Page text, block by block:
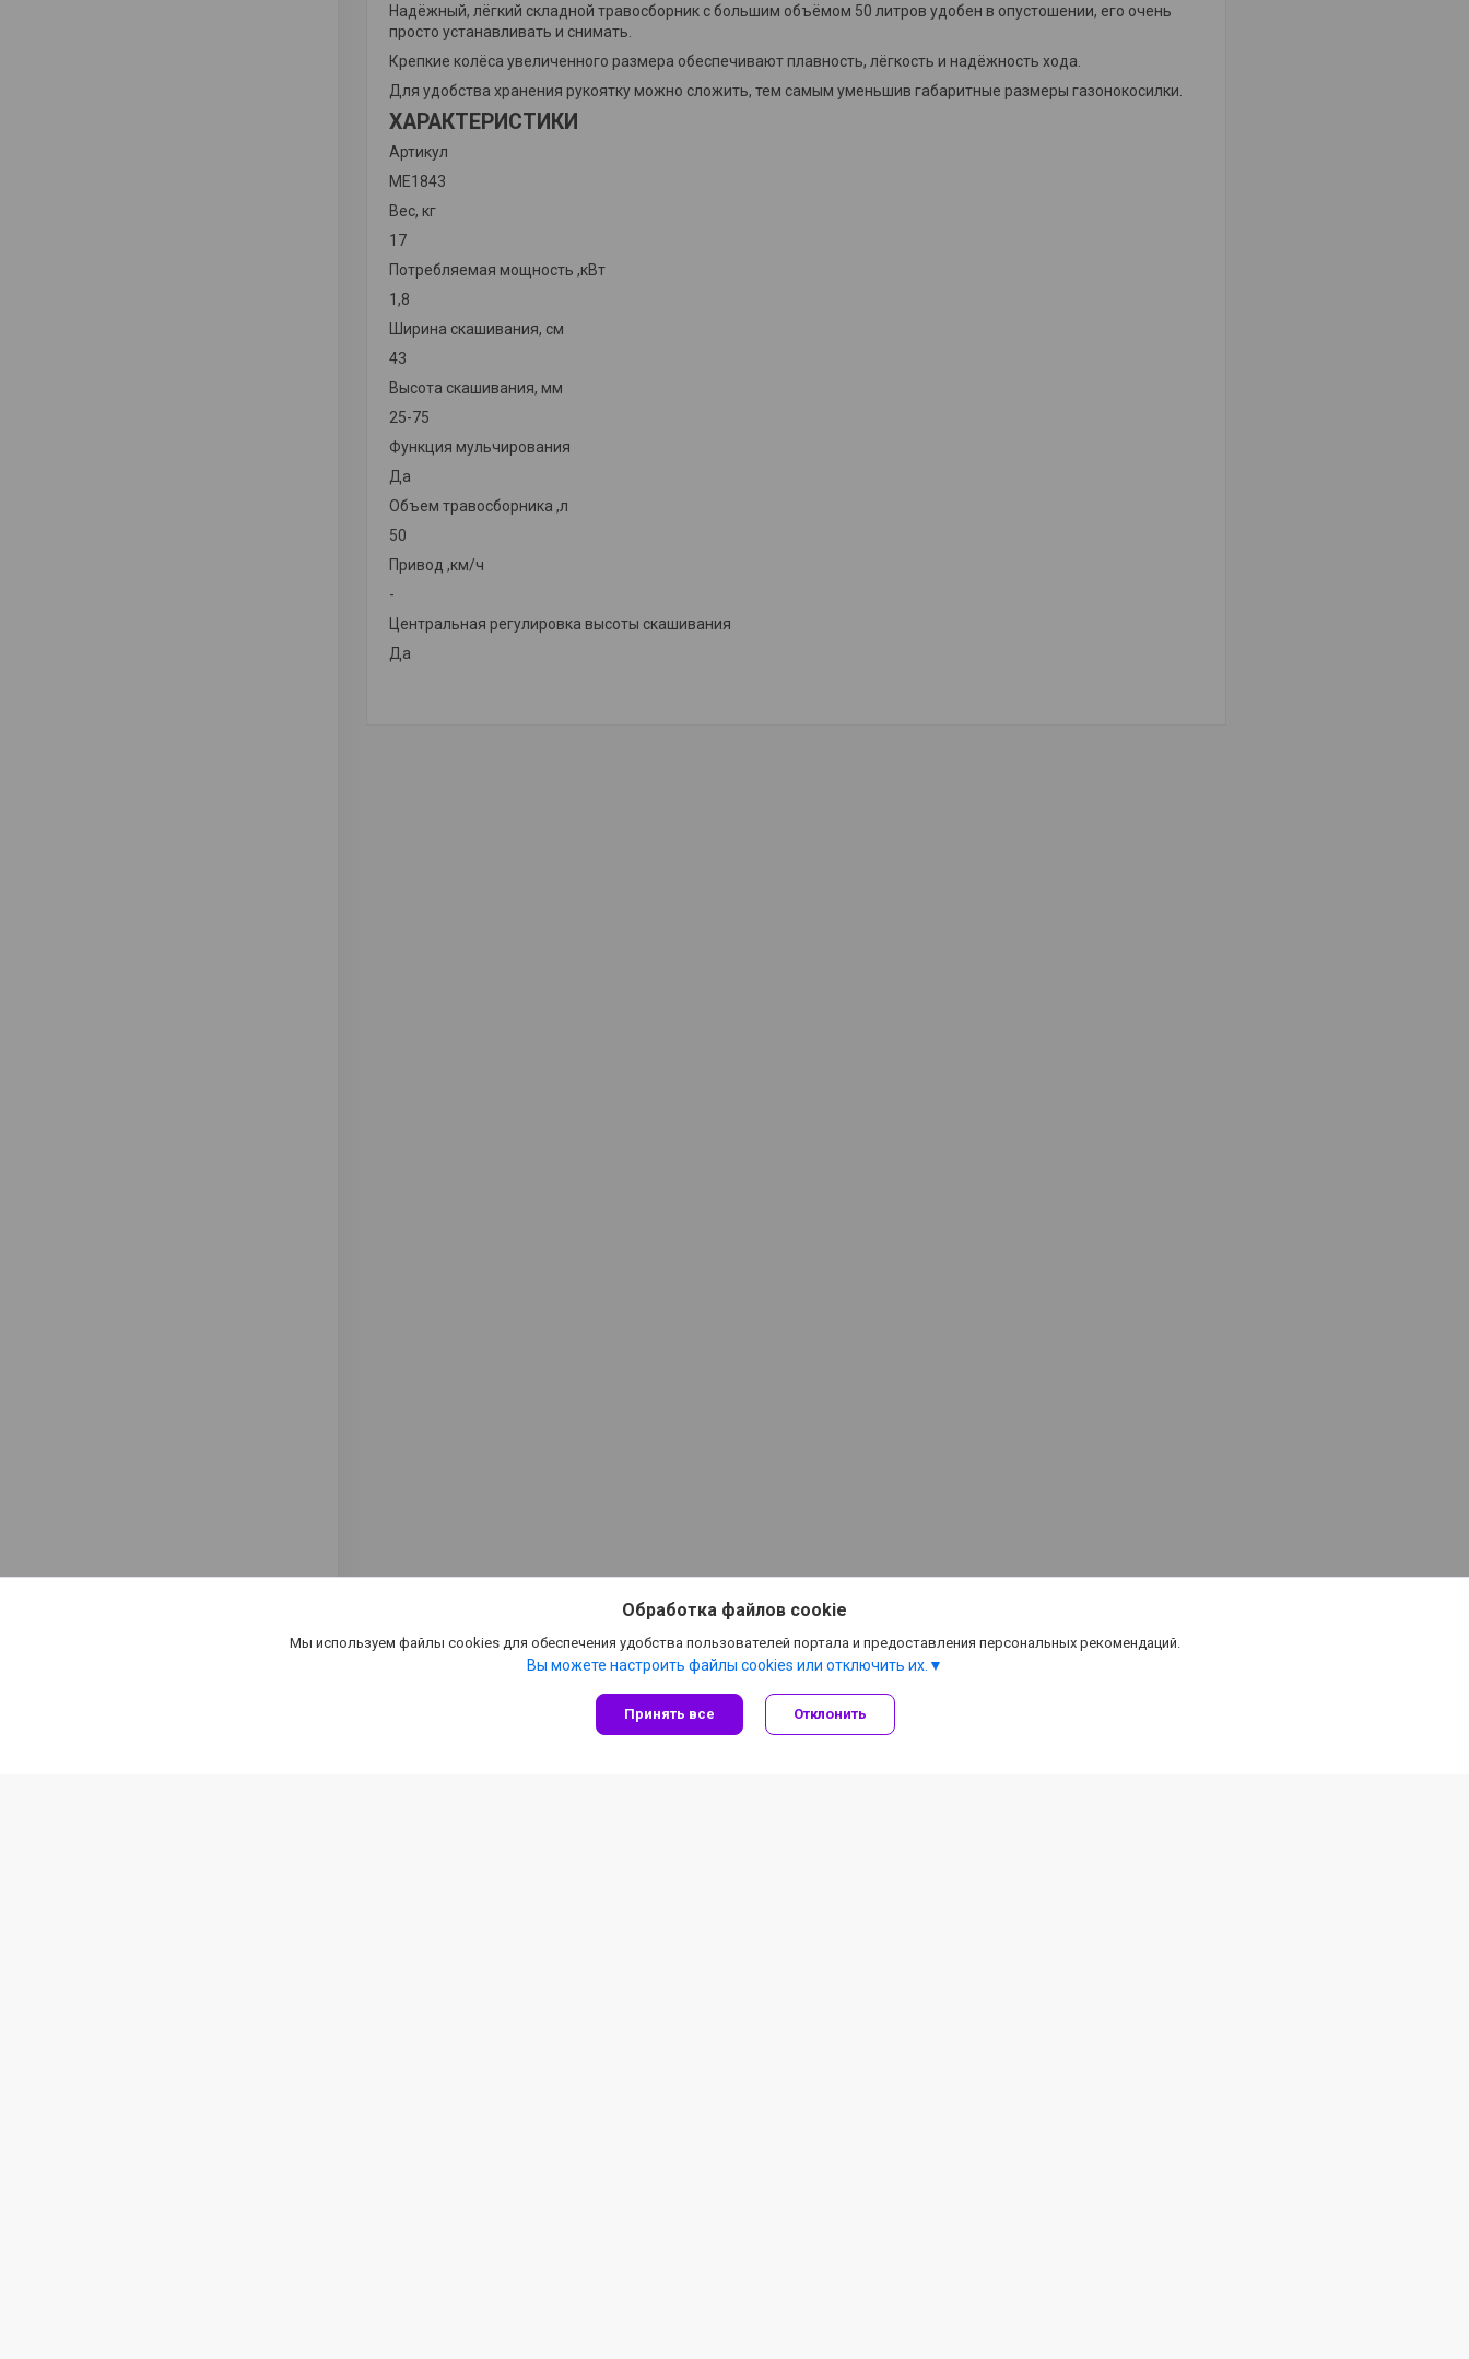
Надёжный, лёгкий складной травосборник с большим объёмом 50 литров удобен в опустошении, его очень
просто устанавливать и снимать.
Крепкие колёса увеличенного размера обеспечивают плавность, лёгкость и надёжность хода.
Для удобства хранения рукоятку можно сложить, тем самым уменьшив габаритные размеры газонокосилки.
ХАРАКТЕРИСТИКИ
Артикул
ME1843
Вес, кг
17
Потребляемая мощность ,кВт
1,8
Ширина скашивания, см
43
Высота скашивания, мм
25-75
Функция мульчирования
Да
Объем травосборника ,л
50
Привод ,км/ч
-
Центральная регулировка высоты скашивания
Да
Обработка файлов cookie
Мы используем файлы cookies для обеспечения удобства пользователей портала и предоставления персональных рекомендаций.
Вы можете настроить файлы cookies или отключить их.
Принять все Отклонить